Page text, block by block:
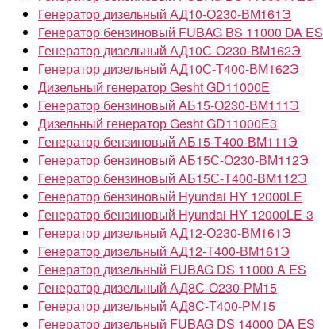
Генератор дизельный АД10-О230-ВМ161Э
Генератор бензиновый FUBAG BS 11000 DA ES
Генератор дизельный АД10С-О230-ВМ162Э
Генератор дизельный АД10С-Т400-ВМ162Э
Дизельный генератор Gesht GD11000E
Генератор бензиновый АБ15-О230-ВМ111Э
Дизельный генератор Gesht GD11000E3
Генератор бензиновый АБ15-Т400-ВМ111Э
Генератор бензиновый АБ15С-О230-ВМ112Э
Генератор бензиновый АБ15С-Т400-ВМ112Э
Генератор бензиновый Hyundai HY 12000LE
Генератор бензиновый Hyundai HY 12000LE-3
Генератор дизельный АД12-О230-ВМ161Э
Генератор дизельный АД12-Т400-ВМ161Э
Генератор дизельный FUBAG DS 11000 A ES
Генератор дизельный АД8С-О230-РМ15
Генератор дизельный АД8С-Т400-РМ15
Генератор дизельный FUBAG DS 14000 DA ES